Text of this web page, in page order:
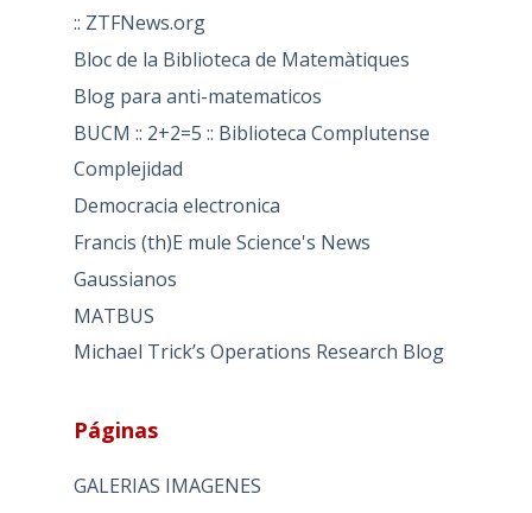
:: ZTFNews.org
Bloc de la Biblioteca de Matemàtiques
Blog para anti-matematicos
BUCM :: 2+2=5 :: Biblioteca Complutense
Complejidad
Democracia electronica
Francis (th)E mule Science's News
Gaussianos
MATBUS
Michael Trick’s Operations Research Blog
Páginas
GALERIAS IMAGENES